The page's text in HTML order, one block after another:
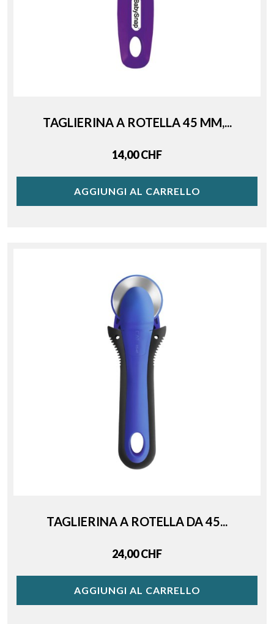
TAGLIERINA A ROTELLA 45 MM,...
Price
14,00 CHF
AGGIUNGI AL CARRELLO
TAGLIERINA A ROTELLA DA 45...
Price
24,00 CHF
AGGIUNGI AL CARRELLO